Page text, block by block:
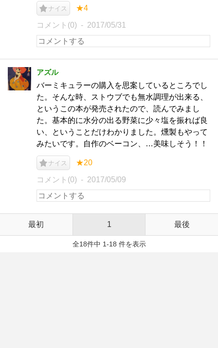
ナイス ★4
コメント(0) 2017/05/31
アズル
バーミキュラーの購入を思案しているところでし
た。そんな時、ストウブでも無水調理が出来る、
というこの本が発売されたので、読んでみまし
た。基本的に水分の出る野菜に少々塩を振れば良
い、ということだけわかりました。燻製もやって
みたいです。自作のベーコン、…美味しそう！！
ナイス ★20
コメント(0) 2017/05/09
最初 1 最後
全18件中 1-18 件を表示